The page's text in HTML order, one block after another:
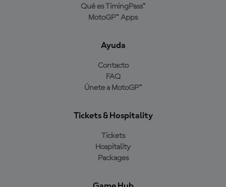
Qué es TimingPass™
MotoGP™ Apps
Ayuda
Contacto
FAQ
Únete a MotoGP™
Tickets & Hospitality
Tickets
Hospitality
Packages